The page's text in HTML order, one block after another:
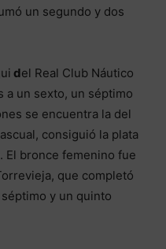
un segundo y dos
del Real Club Náutico
a un sexto, un séptimo
se encuentra la del
consiguió la plata
El bronce femenino fue
que completó
y un quinto